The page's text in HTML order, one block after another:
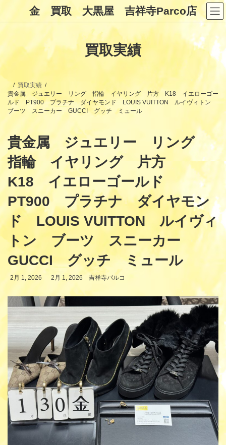
ン
キ
ッ
ー
に
移
金 買取 大黒屋 吉祥寺Parco店
買取実績
買取実績
貴金属 ジュエリー リング 指輪 イヤリング 片方 K18 イエローゴー
ルド PT900 プラチナ ダイヤモンド LOUIS VUITTON ルイヴィトン
ブーツ スニーカー GUCCI グッチ ミュール
貴金属 ジュエリー リング
指輪 イヤリング 片方
K18 イエローゴールド
PT900 プラチナ ダイヤモン
ド LOUIS VUITTON ルイヴィ
トン ブーツ スニーカー
GUCCI グッチ ミュール
2月 1, 2026
最
:
2月 1, 2026 吉祥寺パルコ